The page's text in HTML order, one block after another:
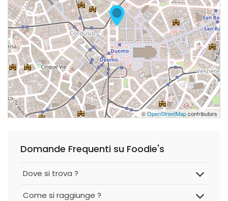
©OpenStreetMapcontributors
Domande Frequenti su Foodie's
Dove si trova ?
Come si raggiunge ?